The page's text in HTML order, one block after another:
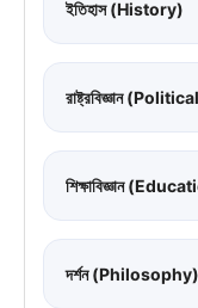
ইতিহাস (History)
রাষ্ট্রবিজ্ঞান
শিক্ষাবিজ্ঞান
দর্শন (Philosophy)